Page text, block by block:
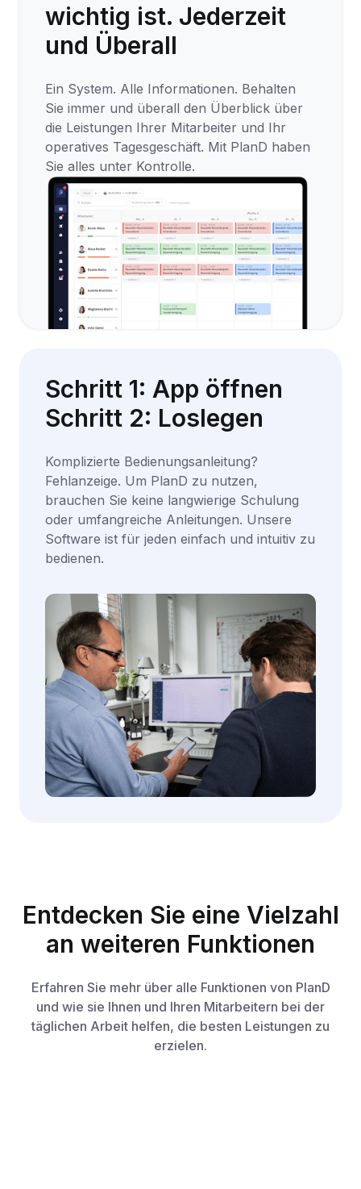
wichtig ist. Jederzeit
und Überall
Ein System. Alle Informationen. Behalten
Sie immer und überall den Überblick über
die Leistungen Ihrer Mitarbeiter und Ihr
operatives Tagesgeschäft. Mit PlanD haben
Sie alles unter Kontrolle.
Schritt 1: App öffnen
Schritt 2: Loslegen
Komplizierte Bedienungsanleitung?
Fehlanzeige. Um PlanD zu nutzen,
brauchen Sie keine langwierige Schulung
oder umfangreiche Anleitungen. Unsere
Software ist für jeden einfach und intuitiv zu
bedienen.
Entdecken Sie eine Vielzahl
an weiteren Funktionen
Erfahren Sie mehr über alle Funktionen von PlanD
und wie sie Ihnen und Ihren Mitarbeitern bei der
täglichen Arbeit helfen, die besten Leistungen zu
erzielen.